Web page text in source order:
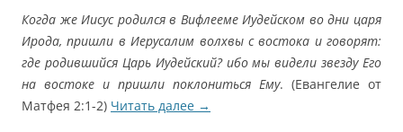
Когда же Иисус родился в Вифлееме Иудейском во дни царя
Ирода, пришли в Иерусалим волхвы с востока и говорят:
где родившийся Царь Иудейский? ибо мы видели звезду Его
на востоке и пришли поклониться Ему. (Евангелие от
Матфея 2:1-2) Читать далее →